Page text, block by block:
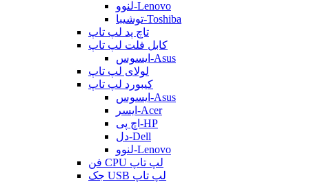
لنوو-Lenovo
توشیبا-Toshiba
تاچ پد لپ تاپ
کابل فلت لپ تاپ
ایسوس-Asus
لولای لپ تاپ
کیبورد لپ تاپ
ایسوس-Asus
ایسر-Acer
اچ پی-HP
دل-Dell
لنوو-Lenovo
فن CPU لپ تاپ
جک USB لپ تاپ